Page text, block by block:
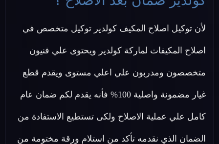
لأن توكيل اصلاح المكيف كولدير توكيل متخصص في
اصلاح المكيفات لماركة كولدير ويحتوى علي فنيون
متخصصون ومدربون علي اعلي مستوى ويقدم قطع
غيار مضمونة واصلية 100% فأنه يقدم لكم ضمان عام
كامل علي عملية الاصلاح ولكى تستطيع الاستفادة من
الضمان الذي نقدمه تأكد من استلام ورقة مختومة من